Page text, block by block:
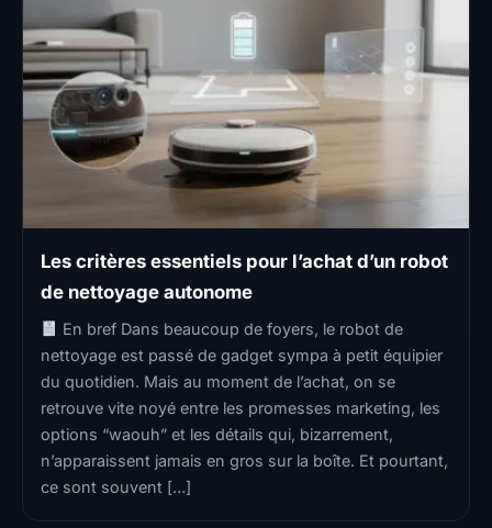
Les critères essentiels pour l’achat d’un robot
de nettoyage autonome
En bref Dans beaucoup de foyers, le robot de
nettoyage est passé de gadget sympa à petit équipier
du quotidien. Mais au moment de l’achat, on se
retrouve vite noyé entre les promesses marketing, les
options “waouh” et les détails qui, bizarrement,
n’apparaissent jamais en gros sur la boîte. Et pourtant,
ce sont souvent […]